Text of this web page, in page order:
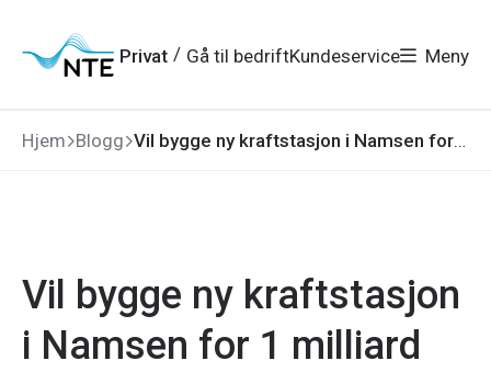
hovedmeny
søk
hovedinnhold
bunnområde
Privat / Gå til bedriftKundeservice Meny
Hjem Blogg Vil bygge ny kraftstasjon i Namsen for 1 milliard kroner
Vil bygge ny kraftstasjon
i Namsen for 1 milliard